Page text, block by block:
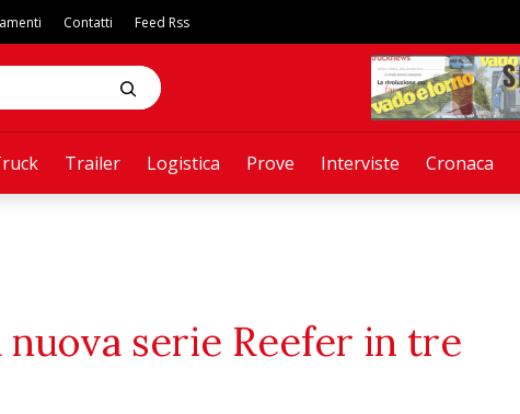
Trailer Logistica Prove Interviste Cronaca
Contatti Feed Rss
serie Reefer in tre